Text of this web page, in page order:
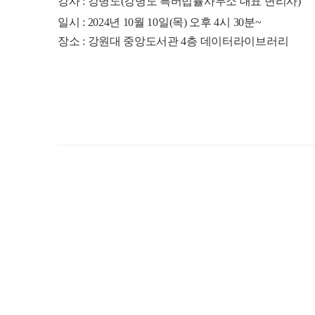
일시 : 2024년 10월 10일(목) 오후 4시 30분~
장소 : 강원대 중앙도서관 4층 데이터라이브러리